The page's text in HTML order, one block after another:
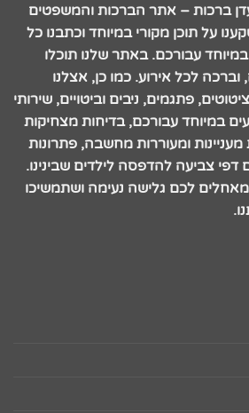
ברכות – אתר הברכות והמשפטים
על תוכן מקורי במיוחד וכתבנו כל
עבורכם. באתר שלנו תוכלו
לכל אירוע. כמו כן, אצלנו
פתגמים, ניבים וביטויים, שירותי
במיוחד עבורכם, בדיחות מצחיקות
ומעוררות מחשבה, פתרונות
צביעה להדפסה לילדים שבינינו.
לכם גלישה נעימה ושתמשיכו